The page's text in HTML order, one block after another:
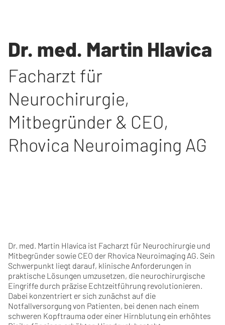
Dr. med. Martin Hlavica
Facharzt für
Neurochirurgie,
Mitbegründer & CEO,
Rhovica Neuroimaging AG
Dr. med. Martin Hlavica ist Facharzt für Neurochirurgie und
Mitbegründer sowie CEO der Rhovica Neuroimaging AG. Sein
Schwerpunkt liegt darauf, klinische Anforderungen in
praktische Lösungen umzusetzen, die neurochirurgische
Eingriffe durch präzise Echtzeitführung revolutionieren.
Dabei konzentriert er sich zunächst auf die
Notfallversorgung von Patienten, bei denen nach einem
schweren Kopftrauma oder einer Hirnblutung ein erhöhtes